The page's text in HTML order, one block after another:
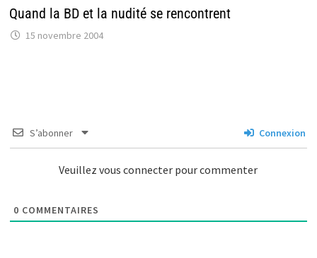
Quand la BD et la nudité se rencontrent
15 novembre 2004
S’abonner Connexion
Veuillez vous connecter pour commenter
0 COMMENTAIRES